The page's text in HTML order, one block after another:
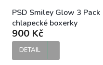
k
ů
PSD Smiley Glow 3 Pack
chlapecké boxerky
900 Kč
DETAIL